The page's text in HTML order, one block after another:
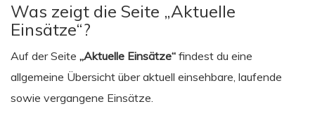
Was zeigt die Seite „Aktuelle
Einsätze“?
Auf der Seite „Aktuelle Einsätze“ findest du eine
allgemeine Übersicht über aktuell einsehbare, laufende
sowie vergangene Einsätze.